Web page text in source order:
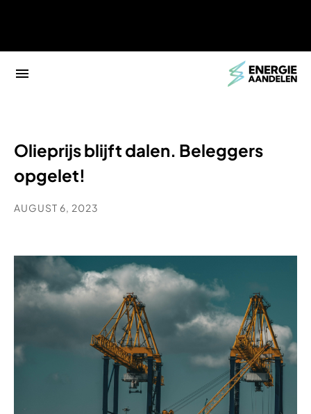
Olieprijs blijft dalen. Beleggers
opgelet!
AUGUST 6, 2023